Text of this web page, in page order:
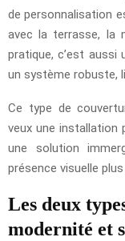
de personnalisation
avec la terrasse, la
pratique, c’est aussi
un système robuste,
Ce type de
veux une installation
une solution
présence visuelle
Les deux
modernité et